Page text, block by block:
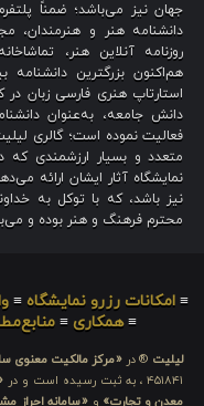
جهان نیز می‌باشد؛ ضمناً
دانشنامه هنر و هنرمندان،
روزنامه آنلاین هنر،
هم‌اکنون بزرگترین دانشنامه
استارتاپ هنری فارسی زبان
دانش جامعه، به‌عنوان
فعالیت نموده است؛ گالری
متعدد و بسیار ارزشمندی که
نمایشگاه آثار ایشان ارائه
نیز باشد، که با توکل به
محترم فرهنگ و هنر بوده و
≡ امکانات رزرو نمایشگاه ≡
≡همکاری ≡
لیلیت ® در «مرکز مالکیت معنوی
۴۵۱۸۴۱ ، به ثبت رسیده است و در
معدن و تجارت» و «سامانه احراز